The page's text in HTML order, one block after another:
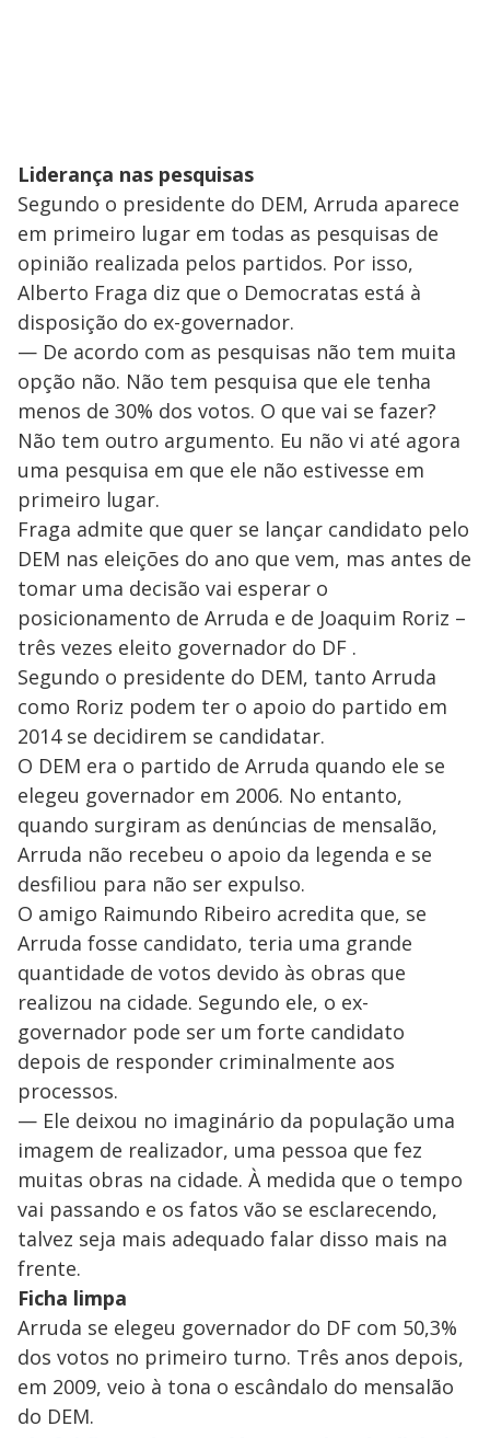
Liderança nas pesquisas
Segundo o presidente do DEM, Arruda aparece
em primeiro lugar em todas as pesquisas de
opinião realizada pelos partidos. Por isso,
Alberto Fraga diz que o Democratas está à
disposição do ex-governador.
— De acordo com as pesquisas não tem muita
opção não. Não tem pesquisa que ele tenha
menos de 30% dos votos. O que vai se fazer?
Não tem outro argumento. Eu não vi até agora
uma pesquisa em que ele não estivesse em
primeiro lugar.
Fraga admite que quer se lançar candidato pelo
DEM nas eleições do ano que vem, mas antes de
tomar uma decisão vai esperar o
posicionamento de Arruda e de Joaquim Roriz –
três vezes eleito governador do DF .
Segundo o presidente do DEM, tanto Arruda
como Roriz podem ter o apoio do partido em
2014 se decidirem se candidatar.
O DEM era o partido de Arruda quando ele se
elegeu governador em 2006. No entanto,
quando surgiram as denúncias de mensalão,
Arruda não recebeu o apoio da legenda e se
desfiliou para não ser expulso.
O amigo Raimundo Ribeiro acredita que, se
Arruda fosse candidato, teria uma grande
quantidade de votos devido às obras que
realizou na cidade. Segundo ele, o ex-
governador pode ser um forte candidato
depois de responder criminalmente aos
processos.
— Ele deixou no imaginário da população uma
imagem de realizador, uma pessoa que fez
muitas obras na cidade. À medida que o tempo
vai passando e os fatos vão se esclarecendo,
talvez seja mais adequado falar disso mais na
frente.
Ficha limpa
Arruda se elegeu governador do DF com 50,3%
dos votos no primeiro turno. Três anos depois,
em 2009, veio à tona o escândalo do mensalão
do DEM.